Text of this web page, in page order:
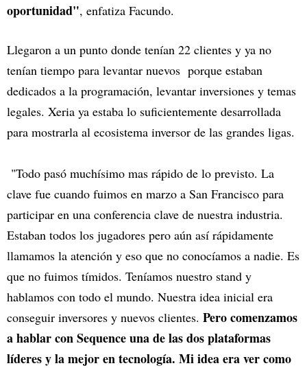
oportunidad", enfatiza Facundo.
Llegaron a un punto donde tenían 22 clientes y ya no
tenían tiempo para levantar nuevos porque estaban
dedicados a la programación, levantar inversiones y temas
legales. Xeria ya estaba lo suficientemente desarrollada
para mostrarla al ecosistema inversor de las grandes ligas.
"Todo pasó muchísimo mas rápido de lo previsto. La
clave fue cuando fuimos en marzo a San Francisco para
participar en una conferencia clave de nuestra industria.
Estaban todos los jugadores pero aún así rápidamente
llamamos la atención y eso que no conocíamos a nadie. Es
que no fuimos tímidos. Teníamos nuestro stand y
hablamos con todo el mundo. Nuestra idea inicial era
conseguir inversores y nuevos clientes. Pero comenzamos
a hablar con Sequence una de las dos plataformas
líderes y la mejor en tecnología. Mi idea era ver como